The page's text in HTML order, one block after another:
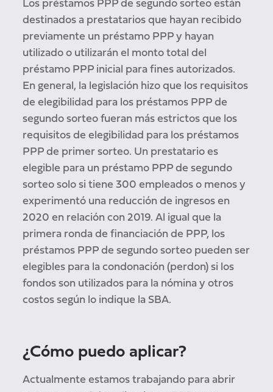
Los préstamos PPP de segundo sorteo están
destinados a prestatarios que hayan recibido
previamente un préstamo PPP y hayan
utilizado o utilizarán el monto total del
préstamo PPP inicial para fines autorizados.
En general, la legislación hizo que los requisitos
de elegibilidad para los préstamos PPP de
segundo sorteo fueran más estrictos que los
requisitos de elegibilidad para los préstamos
PPP de primer sorteo. Un prestatario es
elegible para un préstamo PPP de segundo
sorteo solo si tiene 300 empleados o menos y
experimentó una reducción de ingresos en
2020 en relación con 2019. Al igual que la
primera ronda de financiación de PPP, los
préstamos PPP de segundo sorteo pueden ser
elegibles para la condonación (perdon) si los
fondos son utilizados para la nómina y otros
costos según lo indique la SBA.
¿Cómo puedo aplicar?
Actualmente estamos trabajando para abrir